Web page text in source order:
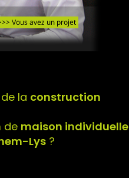
de la construction
de maison individuelle
Lys ?